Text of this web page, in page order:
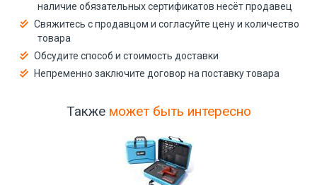
наличие обязательных сертификатов несёт продавец
Свяжитесь с продавцом и согласуйте цену и количество
товара
Обсудите способ и стоимость доставки
Непременно заключите договор на поставку товара
Также может быть интересно